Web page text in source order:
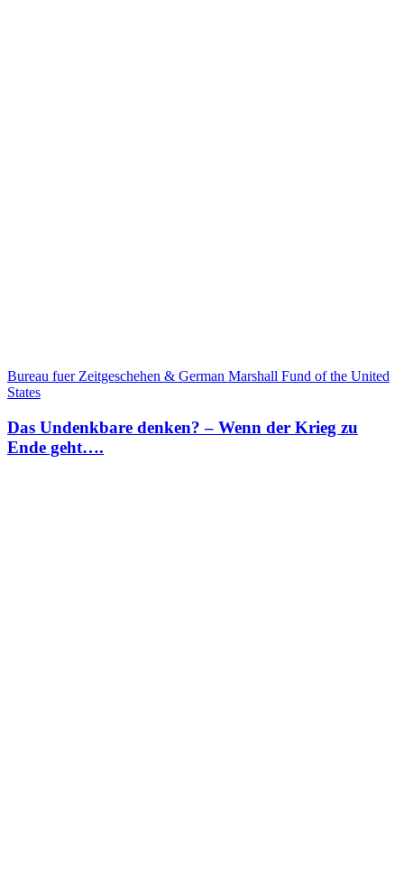
Bureau fuer Zeitgeschehen & German Marshall Fund of the United
States
Das Undenkbare denken? – Wenn der Krieg zu
Ende geht….